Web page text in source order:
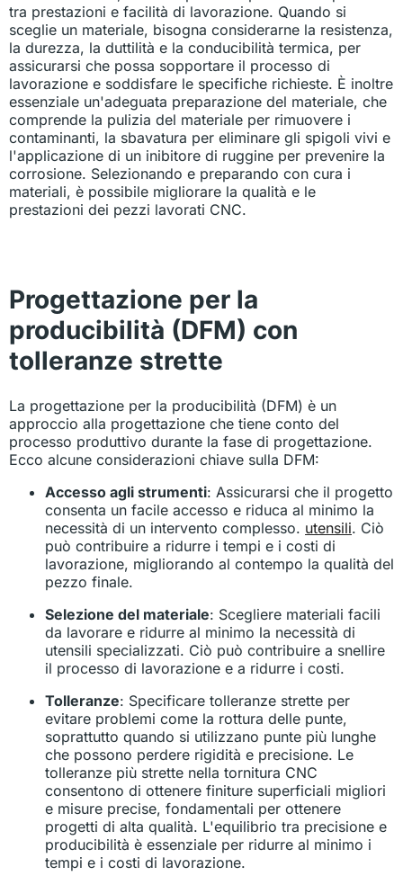
tra prestazioni e facilità di lavorazione. Quando si
sceglie un materiale, bisogna considerarne la resistenza,
la durezza, la duttilità e la conducibilità termica, per
assicurarsi che possa sopportare il processo di
lavorazione e soddisfare le specifiche richieste. È inoltre
essenziale un'adeguata preparazione del materiale, che
comprende la pulizia del materiale per rimuovere i
contaminanti, la sbavatura per eliminare gli spigoli vivi e
l'applicazione di un inibitore di ruggine per prevenire la
corrosione. Selezionando e preparando con cura i
materiali, è possibile migliorare la qualità e le
prestazioni dei pezzi lavorati CNC.
Progettazione per la
producibilità (DFM) con
tolleranze strette
La progettazione per la producibilità (DFM) è un
approccio alla progettazione che tiene conto del
processo produttivo durante la fase di progettazione.
Ecco alcune considerazioni chiave sulla DFM:
Accesso agli strumenti: Assicurarsi che il progetto
consenta un facile accesso e riduca al minimo la
necessità di un intervento complesso. utensili. Ciò
può contribuire a ridurre i tempi e i costi di
lavorazione, migliorando al contempo la qualità del
pezzo finale.
Selezione del materiale: Scegliere materiali facili
da lavorare e ridurre al minimo la necessità di
utensili specializzati. Ciò può contribuire a snellire
il processo di lavorazione e a ridurre i costi.
Tolleranze: Specificare tolleranze strette per
evitare problemi come la rottura delle punte,
soprattutto quando si utilizzano punte più lunghe
che possono perdere rigidità e precisione. Le
tolleranze più strette nella tornitura CNC
consentono di ottenere finiture superficiali migliori
e misure precise, fondamentali per ottenere
progetti di alta qualità. L'equilibrio tra precisione e
producibilità è essenziale per ridurre al minimo i
tempi e i costi di lavorazione.